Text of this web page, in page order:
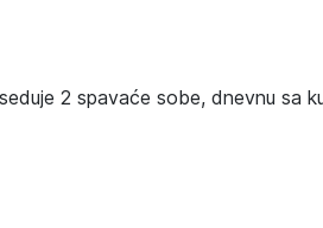
2 spavaće sobe, dnevnu sa